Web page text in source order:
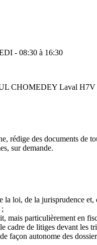
- 08:30 à 16:30
CHOMEDEY Laval H7V
rédige des documents
sur demande.
loi, de la jurisprudence et,
mais particulièrement en
cadre de litiges devant
façon autonome des